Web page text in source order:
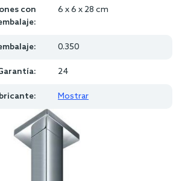
con
6 x 6 x 28 cm
0.350
24
Mostrar